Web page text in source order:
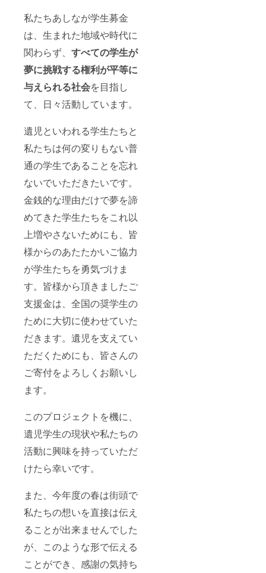
私たちあしなが学生募金
は、生まれた地域や時代に
関わらず、 すべての学生が
夢に挑戦する権利が平等に
与えられる社会を目指し
て、日々活動しています。
遺児といわれる学生たちと
私たちは何の変りもない普
通の学生であることを忘れ
ないでいただきたいです。
金銭的な理由だけで夢を諦
めてきた学生たちをこれ以
上増やさないためにも、皆
様からのあたたかいご協力
が学生たちを勇気づけま
す。皆様から頂きましたご
支援金は、全国の奨学生の
ために大切に使わせていた
だきます。遺児を支えてい
ただくためにも、皆さんの
ご寄付をよろしくお願いし
ます。
このプロジェクトを機に、
遺児学生の現状や私たちの
活動に興味を持っていただ
けたら幸いです。
また、今年度の春は街頭で
私たちの想いを直接は伝え
ることが出来ませんでした
が、このような形で伝える
ことができ、感謝の気持ち